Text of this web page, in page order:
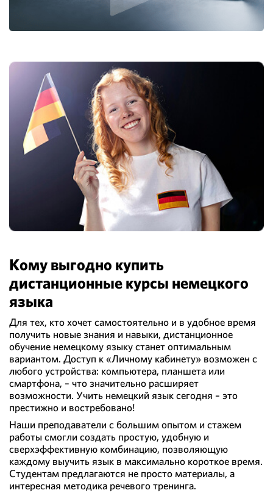
Кому выгодно купить
дистанционные курсы немецкого
языка
Для тех, кто хочет самостоятельно и в удобное время
получить новые знания и навыки, дистанционное
обучение немецкому языку станет оптимальным
вариантом. Доступ к «Личному кабинету» возможен с
любого устройства: компьютера, планшета или
смартфона, – что значительно расширяет
возможности. Учить немецкий язык сегодня – это
престижно и востребовано!
Наши преподаватели с большим опытом и стажем
работы смогли создать простую, удобную и
сверхэффективную комбинацию, позволяющую
каждому выучить язык в максимально короткое время.
Студентам предлагаются не просто материалы, а
интересная методика речевого тренинга.